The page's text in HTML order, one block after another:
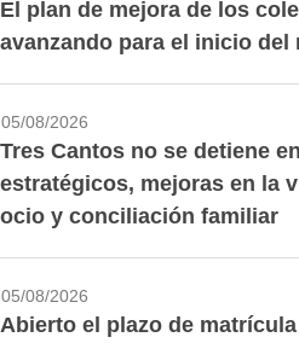
El plan de mejora de los
avanzando para el inicio del
05/08/2026
Tres Cantos no se detiene
estratégicos, mejoras en la
ocio y conciliación familiar
05/08/2026
Abierto el plazo de